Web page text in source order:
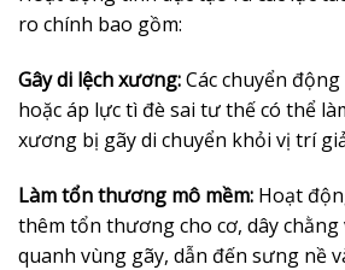
ro chính bao gồm:
Gây di lệch xương:Các chuyển
hoặc áp lực tì đè sai tư thế có thể
xương bị gãy di chuyển khỏi vị trí
Làm tổn thương mô mềm: Hoạt
thêm tổn thương cho cơ, dây chằng
quanh vùng gãy, dẫn đến sưng nề